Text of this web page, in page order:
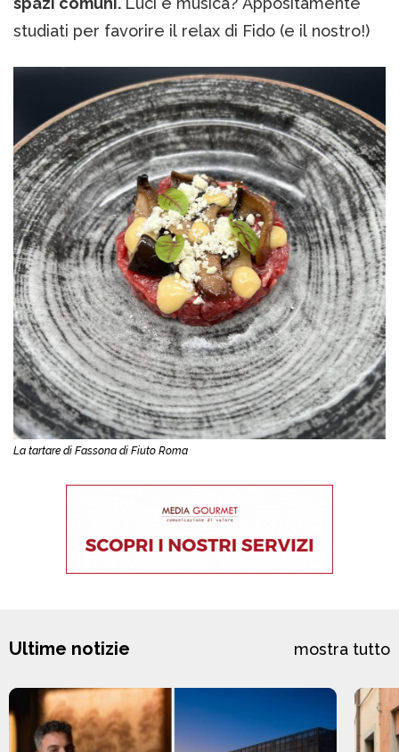
studiati per favorire il relax di Fido (e il nostro!)
La tartare di Fassona di Fiuto Roma
Ultime notizie mostra tutto